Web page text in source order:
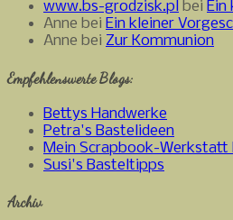
www.bs-grodzisk.pl bei Ein
Anne bei Ein kleiner
Anne bei Zur Kommunion
Empfehlenswerte Blogs:
Bettys Handwerke
Petra's Bastelideen
Mein Scrapbook-Werkstatt
Susi's Basteltipps
Archiv